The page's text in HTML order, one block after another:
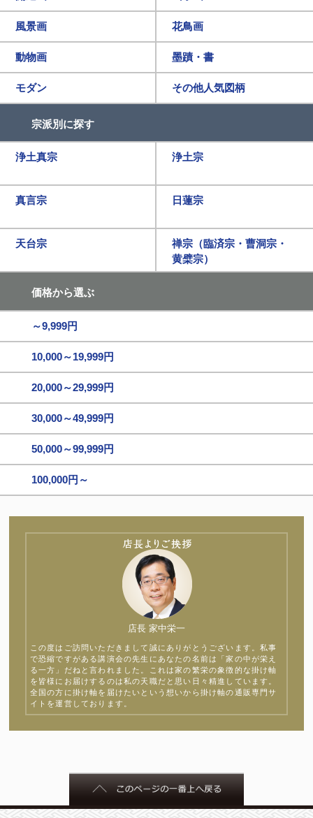
風景画 花鳥画
動物画 墨蹟・書
モダン その他人気図柄
宗派別に探す
浄土真宗 浄土宗
真言宗 日蓮宗
天台宗
禅宗（臨済宗・曹洞宗・
黄檗宗）
価格から選ぶ
～9,999円
10,000～19,999円
20,000～29,999円
30,000～49,999円
50,000～99,999円
100,000円～
店長 家中栄一
この度はご訪問いただきまして誠にありがとうございます。私事
で恐縮ですがある講演会の先生にあなたの名前は「家の中が栄え
る一方」だねと言われました。これは家の繁栄の象徴的な掛け軸
を皆様にお届けするのは私の天職だと思い日々精進しています。
全国の方に掛け軸を届けたいという想いから掛け軸の通販専門サ
イトを運営しております。